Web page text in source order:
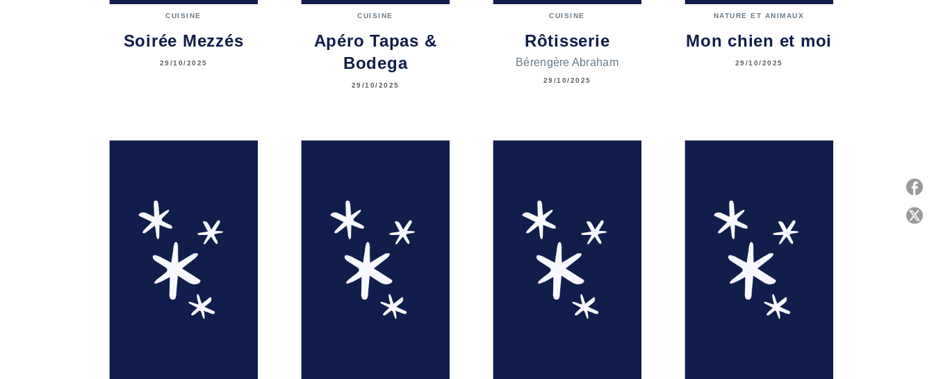
CUISINE
Soirée Mezzés
29/10/2025
CUISINE
Apéro Tapas &
Bodega
29/10/2025
CUISINE
Rôtisserie
Bérengère Abraham
29/10/2025
NATURE ET ANIMAUX
Mon chien et moi
29/10/2025